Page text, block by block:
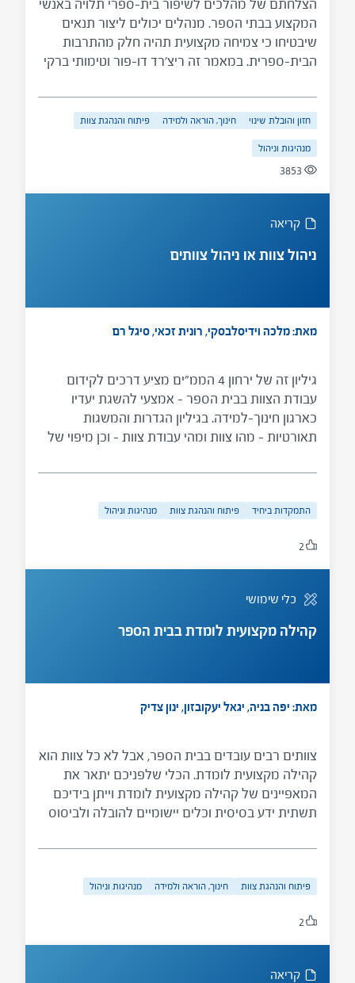
הצלחתם של מהלכים לשיפור בית-ספרי תלויה באנשי
המקצוע בבתי הספר. מנהלים יכולים ליצור תנאים
שיבטיחו כי צמיחה מקצועית תהיה חלק מהתרבות
הבית-ספרית. במאמר זה ריצ'רד דו-פור וטימותי ברקי
מקצועית מתמשכת לנורמה ארגונית. מנהלים המקווים
לקדם סביבה כזאת בבתי הספר שלהם טוענים דו פור
וברקי צריכים לשנות את אופן החשיבה על צמיחה
מקצועית: לא לחשוב במונחים של השתלמויות
חיצוניות, אלא במונחי מקום העבודה שלהם. מנהלים
אלו מאמצים אל לבם את תפקידם בתור מפתחי צוות.
חזון והובלת שינוי חינוך, הוראה ולמידה פיתוח והנהגת צוות
מנהיגות וניהול
3853
קריאה
ניהול צוות או ניהול צוותים
מאת: מלכה וידיסלבסקי, רונית זכאי, סיגל רם
גיליון זה של ירחון 4 הממ"ים מציע דרכים לקידום
עבודת הצוות בבית הספר – אמצעי להשגת יעדיו
כארגון חינוך–למידה. בגיליון הגדרות והמשגות
תאורטיות – מהו צוות ומהי עבודת צוות – וכן מיפוי של
מהם. לאחר דיון ביתרונות שבעבודת צוות ובקשיים,
גבוהה ובתפקידם של המנהלים בבנייתם ובניהולם.
התמקדות ביחיד פיתוח והנהגת צוות מנהיגות וניהול
2
כלי שימושי
קהילה מקצועית לומדת בבית הספר
מאת: יפה בניה, יגאל יעקובזון, ינון צדיק
צוותים רבים עובדים בבית הספר, אבל לא כל צוות הוא
קהילה מקצועית לומדת. הכלי שלפניכם יתאר את
המאפיינים של קהילה מקצועית לומדת וייתן בידיכם
תשתית ידע בסיסית וכלים יישומיים להובלה ולביסוס
פיתוח והנהגת צוות חינוך, הוראה ולמידה מנהיגות וניהול
2
קריאה